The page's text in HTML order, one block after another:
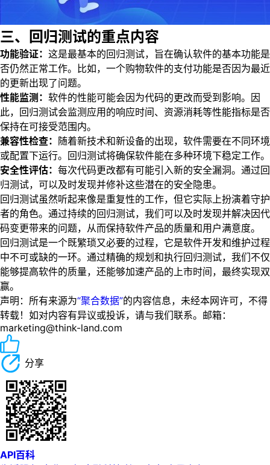
三、回归测试的重点内容
功能验证： 这是最基本的回归测试，旨在确认软件的基本功能是
否仍然正常工作。比如，一个购物软件的支付功能是否因为最近
的更新出现了问题。
性能监测： 软件的性能可能会因为代码的更改而受到影响。因
此，回归测试会监测应用的响应时间、资源消耗等性能指标是否
保持在可接受范围内。
兼容性检查： 随着新技术和新设备的出现，软件需要在不同环境
或配置下运行。回归测试将确保软件能在多种环境下稳定工作。
安全性评估： 每次代码更改都有可能引入新的安全漏洞。通过回
归测试，可以及时发现并修补这些潜在的安全隐患。
回归测试虽然听起来像是重复性的工作，但它实际上扮演着守护
者的角色。通过持续的回归测试，我们可以及时发现并解决因代
码变更带来的问题，从而保持软件产品的质量和用户满意度。
回归测试是一个既繁琐又必要的过程，它是软件开发和维护过程
中不可或缺的一环。通过精确的规划和执行回归测试，我们不仅
能够提高软件的质量，还能够加速产品的上市时间，最终实现双
赢。
声明：所有来源为“聚合数据”的内容信息，未经本网许可，不得
转载！如对内容有异议或投诉，请与我们联系。邮箱：
marketing@think-land.com
分享
API百科